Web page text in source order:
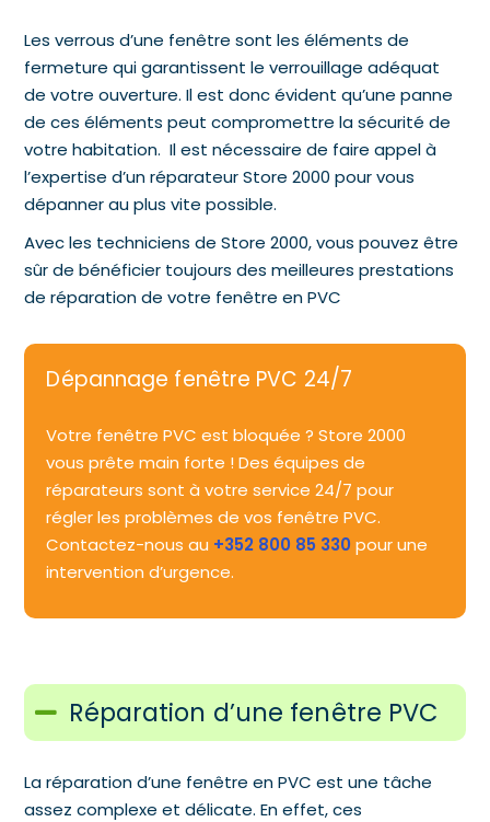
Les verrous d’une fenêtre sont les éléments de
fermeture qui garantissent le verrouillage adéquat
de votre ouverture. Il est donc évident qu’une panne
de ces éléments peut compromettre la sécurité de
votre habitation. Il est nécessaire de faire appel à
l’expertise d’un réparateur Store 2000 pour vous
dépanner au plus vite possible.
Avec les techniciens de Store 2000, vous pouvez être
sûr de bénéficier toujours des meilleures prestations
de réparation de votre fenêtre en PVC
Dépannage fenêtre PVC 24/7
Votre fenêtre PVC est bloquée ? Store 2000
vous prête main forte ! Des équipes de
réparateurs sont à votre service 24/7 pour
régler les problèmes de vos fenêtre PVC.
Contactez-nous au +352 800 85 330pour une
intervention d’urgence.
Réparation d’une fenêtre PVC
La réparation d’une fenêtre en PVC est une tâche
assez complexe et délicate. En effet, ces